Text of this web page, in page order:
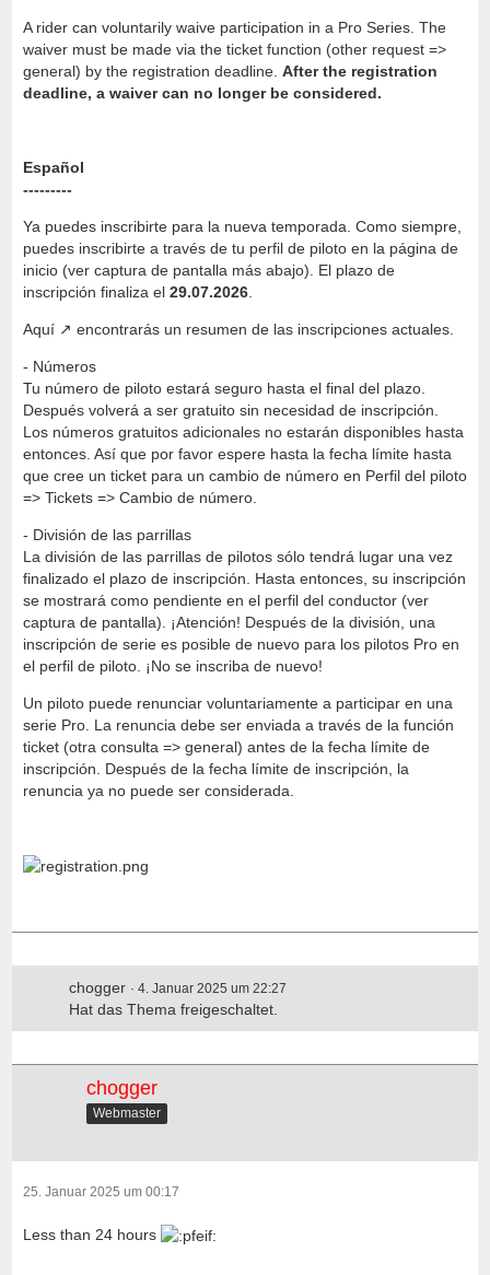
A rider can voluntarily waive participation in a Pro Series. The
waiver must be made via the ticket function (other request =>
general) by the registration deadline. After the registration
deadline, a waiver can no longer be considered.
Español
---------
Ya puedes inscribirte para la nueva temporada. Como siempre,
puedes inscribirte a través de tu perfil de piloto en la página de
inicio (ver captura de pantalla más abajo). El plazo de
inscripción finaliza el 29.07.2026
Aquí encontrarás un resumen de las inscripciones actuales.
- Números
Tu número de piloto estará seguro hasta el final del plazo.
Después volverá a ser gratuito sin necesidad de inscripción.
Los números gratuitos adicionales no estarán disponibles hasta
entonces. Así que por favor espere hasta la fecha límite hasta
que cree un ticket para un cambio de número en Perfil del piloto
=> Tickets => Cambio de número.
- División de las parrillas
La división de las parrillas de pilotos sólo tendrá lugar una vez
finalizado el plazo de inscripción. Hasta entonces, su inscripción
se mostrará como pendiente en el perfil del conductor (ver
captura de pantalla). ¡Atención! Después de la división, una
inscripción de serie es posible de nuevo para los pilotos Pro en
el perfil de piloto. ¡No se inscriba de nuevo!
Un piloto puede renunciar voluntariamente a participar en una
serie Pro. La renuncia debe ser enviada a través de la función
ticket (otra consulta => general) antes de la fecha límite de
inscripción. Después de la fecha límite de inscripción, la
renuncia ya no puede ser considerada.
chogger 4. Januar 2025 um 22:27
Hat das Thema freigeschaltet.
chogger
Webmaster
25. Januar 2025 um 00:17
Less than 24 hours